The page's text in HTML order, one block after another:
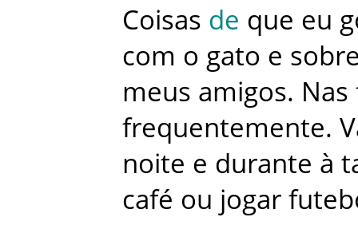
Coisas de que eu
com o gato e
meus amigos. Nas
frequentemente.
noite e durante à
café ou jogar